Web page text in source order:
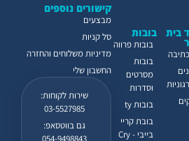
קישורים נוספים
מבצעים
סל קניות
מדיניות משלוחים והחזרה
החשבון שלי
שירות לקוחות:
03-5527985
גם בווטסאפ:
054-9498843
בית בובות
בובות פרווה
בובות
מסרטים
וסדרות
בובות ty
בובת קריי
בייבי - Cry